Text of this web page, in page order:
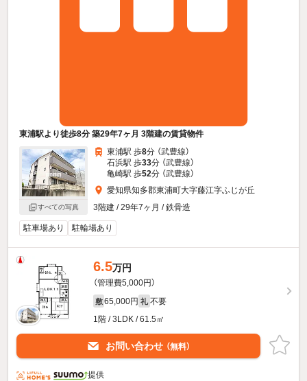
東浦駅より徒歩8分 築29年7ヶ月 3階建の賃貸物件
すべての写真
東浦駅 歩8分 （武豊線）
石浜駅 歩33分 （武豊線）
亀崎駅 歩52分 （武豊線）
愛知県知多郡東浦町大字藤江字ふじが丘
3階建 / 29年7ヶ月 / 鉄骨造
駐車場あり 駐輪場あり
6.5万円
（管理費5,000円）
敷 65,000円 礼 不要
1階 / 3LDK / 61.5㎡
お問い合わせ （無料）
提供